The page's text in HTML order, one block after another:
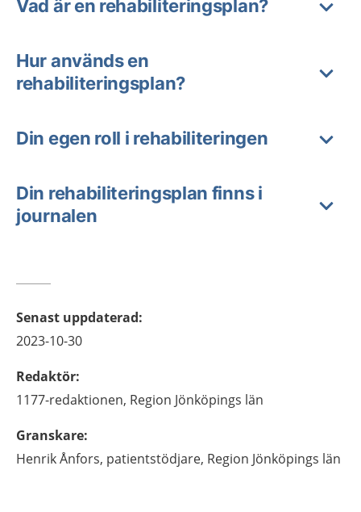
Vad är en rehabiliteringsplan?
Hur används en
rehabiliteringsplan?
Din egen roll i rehabiliteringen
Din rehabiliteringsplan finns i
journalen
Senast uppdaterad:
2023-10-30
Redaktör:
1177-redaktionen, Region Jönköpings län
Granskare:
HenrikÅnfors, patientstödjare, Region Jönköpings län